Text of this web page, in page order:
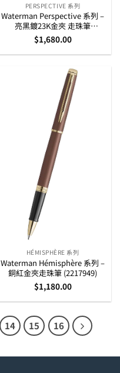
PERSPECTIVE 系列
Waterman Perspective 系列 –
亮黑鍍23K金夾 走珠筆
(S0830860)
$1,680.00
HÉMISPHÈRE 系列
Waterman Hémisphère 系列 –
銅紅金夾走珠筆 (2217949)
$1,180.00
14 15 16